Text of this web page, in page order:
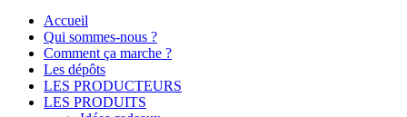
Accueil
Qui sommes-nous ?
Comment ça marche ?
Les dépôts
LES PRODUCTEURS
LES PRODUITS